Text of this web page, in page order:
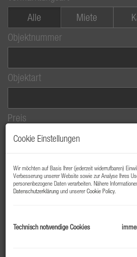
Alle
Miete
Objektnummer
Objektart
Preis
-
Cookie Einstellungen
Wir möchten auf Basis Ihrer (jederzeit widerrufbaren)
Verbesserung unserer Website sowie zur Analyse Ihres
personenbezogene Daten verarbeiten. Nähere
Datenschutzerklärung und unsererCookie Policy.
Technisch notwendige Cookies